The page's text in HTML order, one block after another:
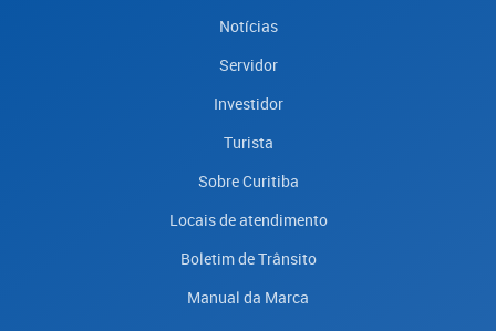
Notícias
Servidor
Investidor
Turista
Sobre Curitiba
Locais de atendimento
Boletim de Trânsito
Manual da Marca